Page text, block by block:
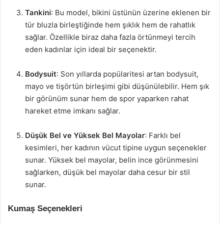
Tankini: Bu model, bikini üstünün üzerine eklenen bir
tür bluzla birleştiğinde hem şıklık hem de rahatlık
sağlar. Özellikle biraz daha fazla örtünmeyi tercih
eden kadınlar için ideal bir seçenektir.
Bodysuit: Son yıllarda popülaritesi artan bodysuit,
mayo ve tişörtün birleşimi gibi düşünülebilir. Hem şık
bir görünüm sunar hem de spor yaparken rahat
hareket etme imkanı sağlar.
Düşük Bel ve Yüksek Bel Mayolar: Farklı bel
kesimleri, her kadının vücut tipine uygun seçenekler
sunar. Yüksek bel mayolar, belin ince görünmesini
sağlarken, düşük bel mayolar daha cesur bir stil
sunar.
Kumaş Seçenekleri